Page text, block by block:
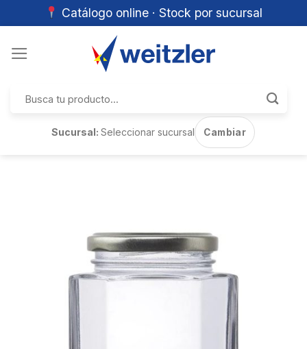
Catálogo online · Stock por sucursal
por:
Sucursal:Seleccionar sucursal Cambiar